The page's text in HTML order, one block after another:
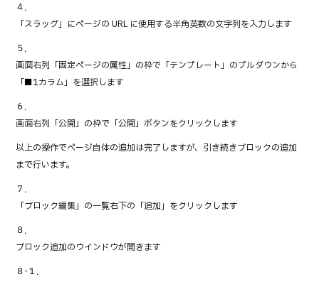
４．
「スラッグ」にページの URL に使用する半角英数の文字列を入力します
５．
画面右列「固定ページの属性」の枠で「テンプレート」のプルダウンから
「■1カラム」を選択します
６．
画面右列「公開」の枠で「公開」ボタンをクリックします
以上の操作でページ自体の追加は完了しますが、引き続きブロックの追加
まで行います。
７．
「ブロック編集」の一覧右下の「追加」をクリックします
８．
ブロック追加のウインドウが開きます
８-１．